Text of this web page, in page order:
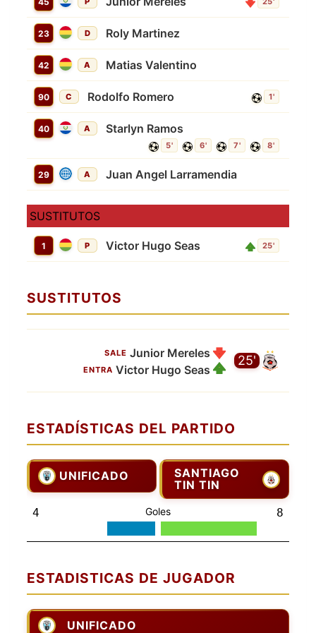
23 D Roly Martinez
42 A Matias Valentino
90 C Rodolfo Romero 1'
40 A Starlyn Ramos
5' 6' 7' 8'
29 A Juan Angel Larramendia
SUSTITUTOS
1 P Victor Hugo Seas 25'
SUSTITUTOS
25'
SALE Junior Mereles
ENTRA Victor Hugo Seas
ESTADÍSTICAS DEL PARTIDO
UNIFICADO
SANTIAGO
TIN TIN
4 Goles 8
ESTADISTICAS DE JUGADOR
UNIFICADO